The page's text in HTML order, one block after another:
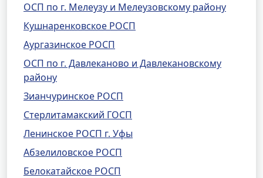
ОСП по г. Мелеузу и Мелеузовскому району
Кушнаренковское РОСП
Аургазинское РОСП
ОСП по г. Давлеканово и Давлекановскому
району
Зианчуринское РОСП
Стерлитамакский ГОСП
Ленинское РОСП г. Уфы
Абзелиловское РОСП
Белокатайское РОСП